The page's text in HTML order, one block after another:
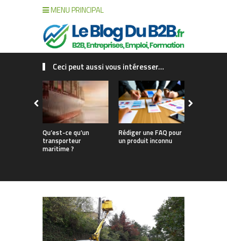
MENU PRINCIPAL
Ceci peut aussi vous intéresser...
Qu’est-ce qu’un
transporteur
maritime ?
Rédiger une FAQ pour
un produit inconnu